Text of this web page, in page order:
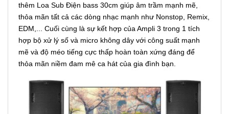
thêm Loa Sub Điện bass 30cm giúp âm trầm mạnh mẽ,
thỏa mãn tất cả các dòng nhạc mạnh như Nonstop, Remix,
EDM,... Cuối cùng là sự kết hợp của Ampli 3 trong 1 tích
hợp bộ xử lý số và micro không dây với công suất mạnh
mẽ và độ méo tiếng cực thấp hoàn toàn xứng đáng để
thỏa mãn niềm đam mê ca hát của gia đình bạn.